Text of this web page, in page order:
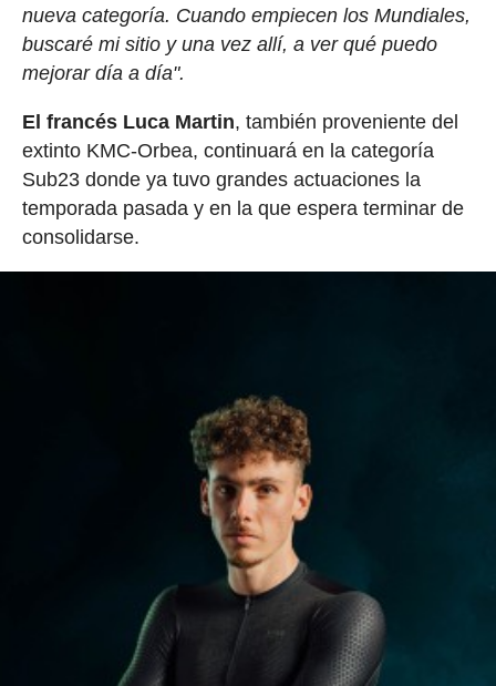
nueva categoría. Cuando empiecen los Mundiales,
buscaré mi sitio y una vez allí, a ver qué puedo
mejorar día a día".
El francés Luca Martin, también proveniente del
extinto KMC-Orbea, continuará en la categoría
Sub23 donde ya tuvo grandes actuaciones la
temporada pasada y en la que espera terminar de
consolidarse.